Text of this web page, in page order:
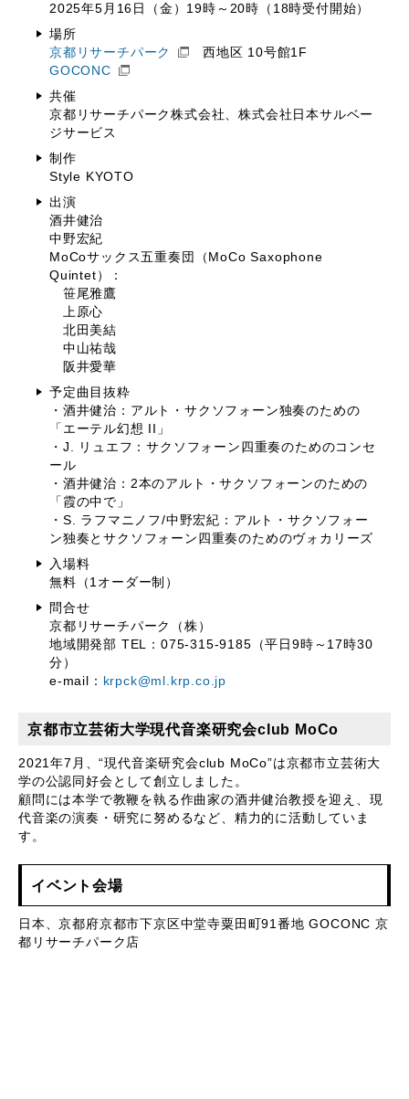
2025年5月16日（金）19時～20時（18時受付開始）
場所
京都リサーチパーク
西地区 10号館1F
GOCONC
共催
京都リサーチパーク株式会社、株式会社日本サルベー
ジサービス
制作
Style KYOTO
出演
酒井健治
中野宏紀
MoCoサックス五重奏団（MoCo Saxophone
Quintet）：
笹尾雅鷹
上原心
北田美結
中山祐哉
阪井愛華
予定曲目抜粋
・酒井健治：アルト・サクソフォーン独奏のための
「エーテル幻想 II」
・J. リュエフ：サクソフォーン四重奏のためのコンセ
ール
・酒井健治：2本のアルト・サクソフォーンのための
「霞の中で」
・S. ラフマニノフ/中野宏紀：アルト・サクソフォー
ン独奏とサクソフォーン四重奏のためのヴォカリーズ
入場料
無料（1オーダー制）
問合せ
京都リサーチパーク（株）
地域開発部 TEL：075-315-9185（平日9時～17時30
分）
e-mail： krpck@ml.krp.co.jp
京都市立芸術大学現代音楽研究会club MoCo
2021年7月、“現代音楽研究会club MoCo”は京都市立芸術大
学の公認同好会として創立しました。
顧問には本学で教鞭を執る作曲家の酒井健治教授を迎え、現
代音楽の演奏・研究に努めるなど、精力的に活動していま
す。
イベント会場
日本、京都府京都市下京区中堂寺粟田町91番地 GOCONC 京
都リサーチパーク店